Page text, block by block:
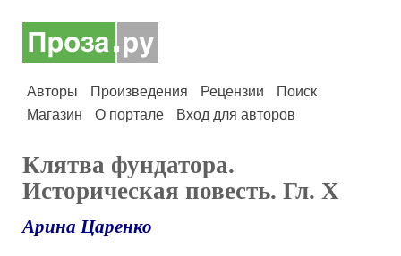
Авторы Произведения Рецензии
Поиск
Магазин
О портале Вход для авторов
Клятва фундатора.
Историческая повесть. Гл. X
Арина Царенко